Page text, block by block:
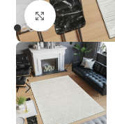
Agrandir